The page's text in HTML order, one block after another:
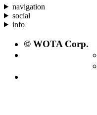
navigation
social
info
© WOTA Corp.